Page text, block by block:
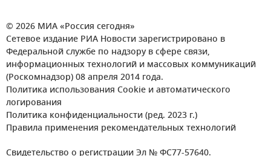
© 2026 МИА «Россия сегодня»
Сетевое издание РИА Новости зарегистрировано в
Федеральной службе по надзору в сфере связи,
информационных технологий и массовых коммуникаций
(Роскомнадзор) 08 апреля 2014 года.
Политика использования Cookie и автоматического
логирования
Политика конфиденциальности (ред. 2023 г.)
Правила применения рекомендательных технологий
Свидетельство о регистрации Эл № ФС77-57640.